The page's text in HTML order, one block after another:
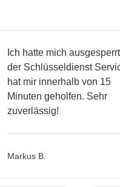
Ich hatte mich ausgesperrt
der Schlüsseldienst
hat mir innerhalb von 15
Minuten geholfen. Sehr
zuverlässig!
Markus B.